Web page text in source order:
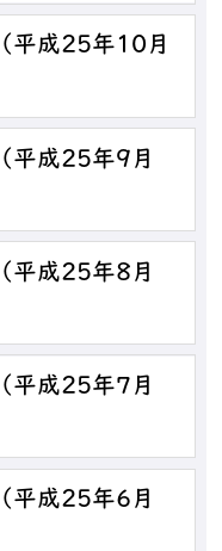
平成25年10月
平成25年9月
平成25年8月
平成25年7月
平成25年6月